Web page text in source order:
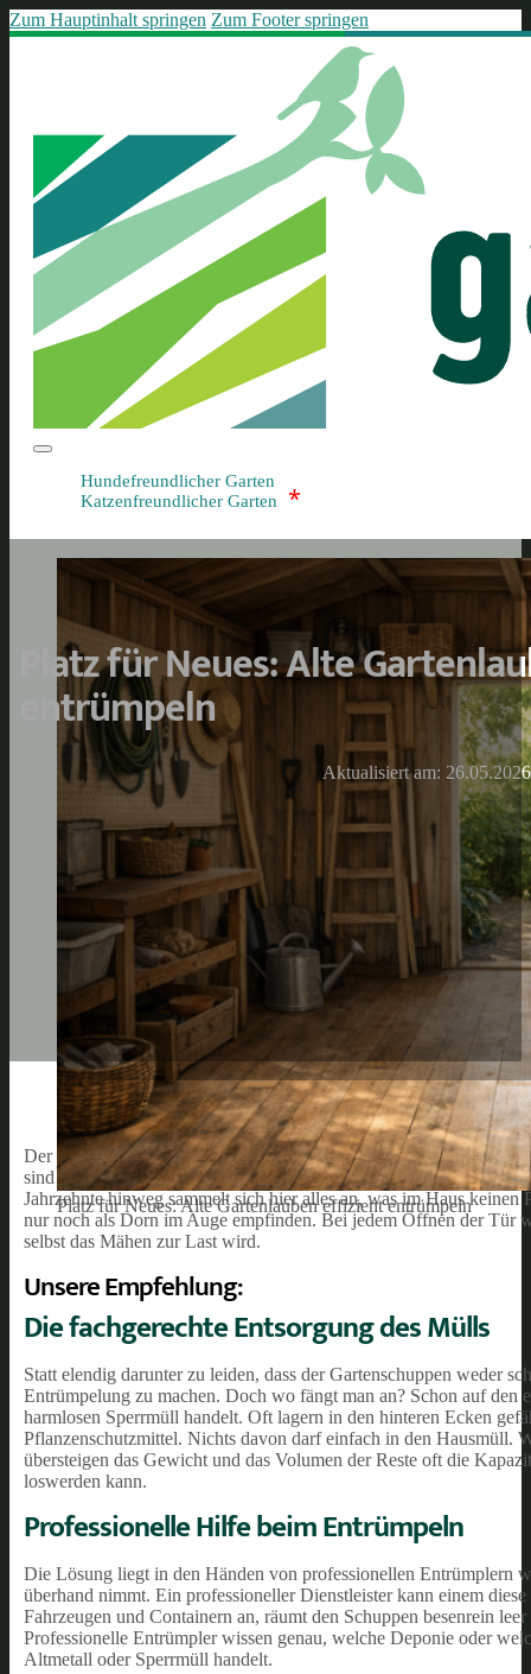
Zum Hauptinhalt springen Zum Footer springen
Hundefreundlicher Garten
Katzenfreundlicher Garten
*
Platz für Neues: Alte Gartenlauben effizient entrümpeln
Platz für Neues: Alte
entrümpeln
Aktualisiert am: 26.05.2026
Der klassische Gartenschuppen mutiert mit der Zeit schnell zum
sind stets einsatzbereit, doch wie steht es eigentlich um halbleere
Jahrzehnte hinweg sammelt sich hier alles an, was im Haus
nur noch als Dorn im Auge empfinden. Bei jedem Öffnen der Tür
selbst das Mähen zur Last wird.
Unsere Empfehlung:
Die fachgerechte Entsorgung des Mülls
Statt elendig darunter zu leiden, dass der Gartenschuppen weder
Entrümpelung zu machen. Doch wo fängt man an? Schon auf den
harmlosen Sperrmüll handelt. Oft lagern in den hinteren Ecken
Pflanzenschutzmittel. Nichts davon darf einfach in den Hausmüll.
übersteigen das Gewicht und das Volumen der Reste oft die
loswerden kann.
Professionelle Hilfe beim Entrümpeln
Die Lösung liegt in den Händen von professionellen Entrümplern
überhand nimmt. Ein professioneller Dienstleister kann einem
Fahrzeugen und Containern an, räumt den Schuppen besenrein
Professionelle Entrümpler wissen genau, welche Deponie oder
Altmetall oder Sperrmüll handelt.